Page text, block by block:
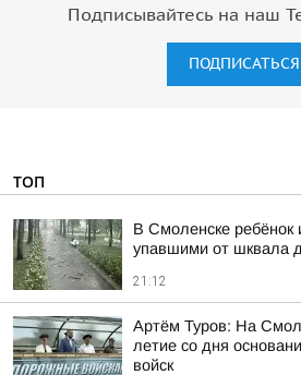
Подписывайтесь на наш
ПОДПИСАТЬСЯ
ТОП
В Смоленске ребёнок
упавшими от шквала
21:12
Артём Туров: На
летие со дня
войск